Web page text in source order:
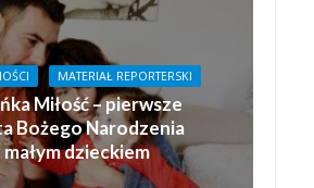
MATERIAŁ REPORTERSKI
Miłość – pierwsze
Bożego Narodzenia
małym dzieckiem